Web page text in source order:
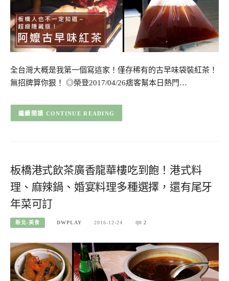
全台灣大概是我第一個寫這家！僅存稀有的古早味袋裝紅茶！
無招牌算你狠！ ◎榮登2017/04/26痞客幫本日熱門…
CONTINUE READING
板橋港式飲茶廣香龍華樓吃到飽！港式料
理、麻辣鍋、婚宴料理多種選擇，還有尾牙
年菜可訂
新北-美食 DWPLAY 2016-12-24 2